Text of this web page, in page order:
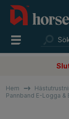
Hem
Pannband E-Logga &